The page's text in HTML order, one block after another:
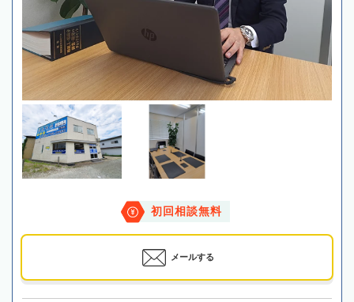
初回相談無料
メールする